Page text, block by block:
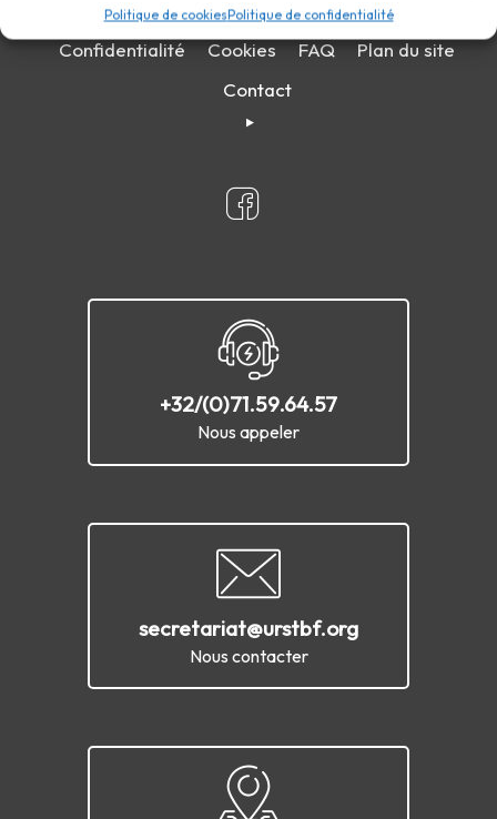
Politique de cookiesPolitique de confidentialité
Confidentialité Cookies FAQ
Plan du site
Contact
+32/(0)71.59.64.57
Nous appeler
secretariat@urstbf.org
Nous contacter